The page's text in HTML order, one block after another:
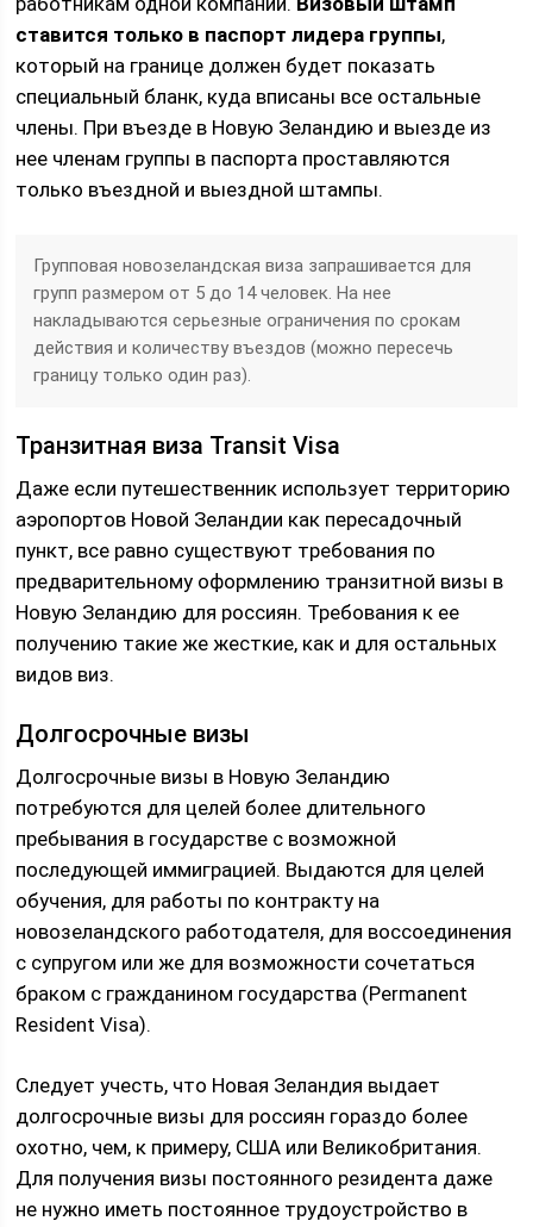
ставится только в паспорт лидера группы,
который на границе должен будет показать
специальный бланк, куда вписаны все остальные
члены. При въезде в Новую Зеландию и выезде из
нее членам группы в паспорта проставляются
только въездной и выездной штампы.
Групповая новозеландская виза запрашивается для
групп размером от 5 до 14 человек. На нее
накладываются серьезные ограничения по срокам
действия и количеству въездов (можно пересечь
границу только один раз).
Транзитная виза Transit Visa
Даже если путешественник использует территорию
аэропортов Новой Зеландии как пересадочный
пункт, все равно существуют требования по
предварительному оформлению транзитной визы в
Новую Зеландию для россиян. Требования к ее
получению такие же жесткие, как и для остальных
видов виз.
Долгосрочные визы
Долгосрочные визы в Новую Зеландию
потребуются для целей более длительного
пребывания в государстве с возможной
последующей иммиграцией. Выдаются для целей
обучения, для работы по контракту на
новозеландского работодателя, для воссоединения
с супругом или же для возможности сочетаться
браком с гражданином государства (Permanent
Resident Visa).
Следует учесть, что Новая Зеландия выдает
долгосрочные визы для россиян гораздо более
охотно, чем, к примеру, США или Великобритания.
Для получения визы постоянного резидента даже
не нужно иметь постоянное трудоустройство в